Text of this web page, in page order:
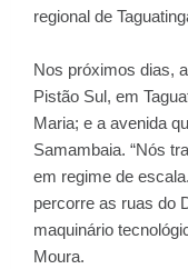
regional de
Nos próximos dias,
Pistão Sul, em
Maria; e a avenida
Samambaia. “Nós
em regime de
percorre as ruas do
maquinário
Moura.